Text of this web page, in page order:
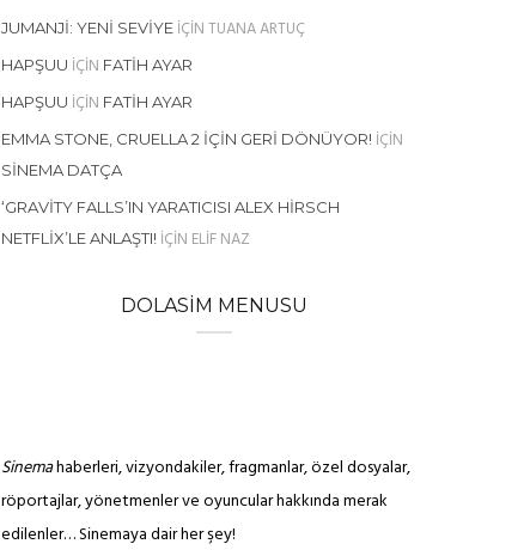
JUMANJI: YENI SEVIYE IÇINTUANA ARTUÇ
HAPŞUU IÇIN FATIH AYAR
HAPŞUU IÇIN FATIH AYAR
EMMA STONE, CRUELLA 2 İÇIN GERI DÖNÜYOR! IÇIN
SINEMA DATÇA
‘GRAVITY FALLS’IN YARATICISI ALEX HIRSCH
NETFLIX’LE ANLAŞTI! IÇIN ELIF NAZ
DOLASIM MENUSU
Sinemahaberleri, vizyondakiler, fragmanlar, özel dosyalar,
röportajlar, yönetmenler ve oyuncular hakkında merak
edilenler… Sinemaya dair her şey!